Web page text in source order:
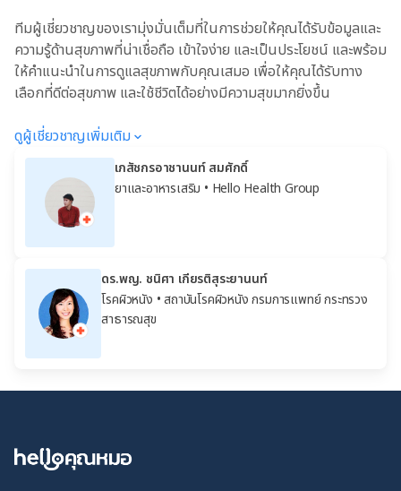
ทีมผู้เชี่ยวชาญของเรามุ่งมั่นเต็มที่ในการช่วยให้คุณได้รับข้อมูลและ
ความรู้ด้านสุขภาพที่น่าเชื่อถือ เข้าใจง่าย และเป็นประโยชน์ และพร้อม
ให้คำแนะนำในการดูแลสุขภาพกับคุณเสมอ เพื่อให้คุณได้รับทาง
เลือกที่ดีต่อสุขภาพ และใช้ชีวิตได้อย่างมีความสุขมากยิ่งขึ้น
ดูผู้เชี่ยวชาญเพิ่มเติม
เภสัชกรอาชานนท์ สมศักดิ์
ยาและอาหารเสริม • Hello Health Group
ดร.พญ. ชนิศา เกียรติสุระยานนท์
โรคผิวหนัง • สถาบันโรคผิวหนัง กรมการแพทย์ กระทรวง
สาธารณสุข